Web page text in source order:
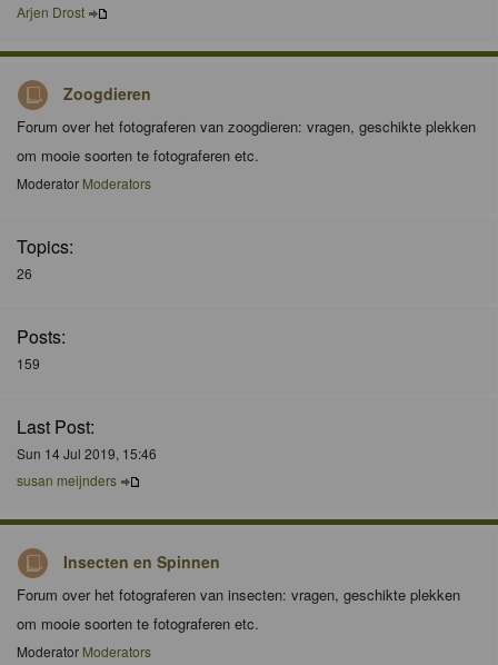
Arjen Drost
Zoogdieren
Forum over het fotograferen van zoogdieren: vragen, geschikte plekken
om mooie soorten te fotograferen etc.
Moderator Moderators
Topics:
26
Posts:
159
Last Post:
Sun 14 Jul 2019, 15:46
susan meijnders
Insecten en Spinnen
Forum over het fotograferen van insecten: vragen, geschikte plekken
om mooie soorten te fotograferen etc.
Moderator Moderators